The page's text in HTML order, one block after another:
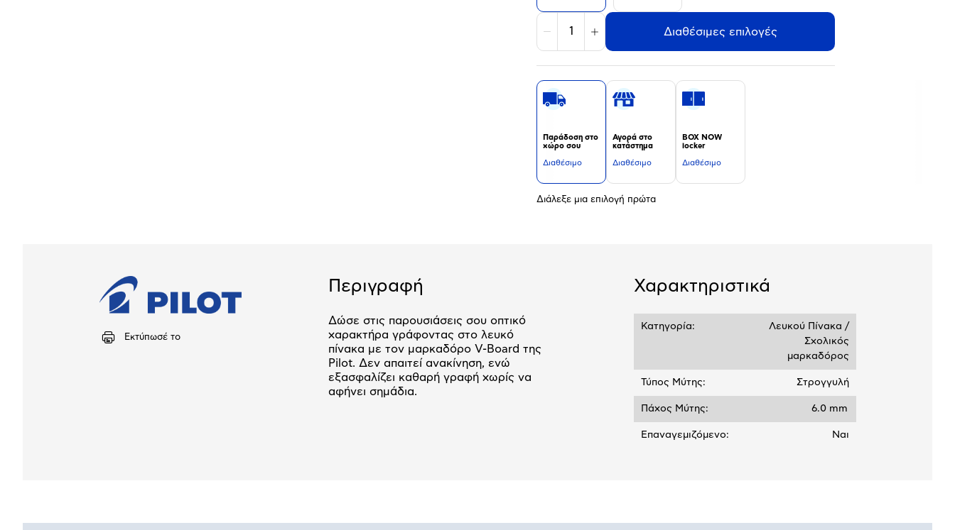
Μείωση Αύξηση Διαθέσιμες επιλογές
Παράδοση στο
χώρο σου
Διαθέσιμο
Αγορά στο
κατάστημα
Διαθέσιμο
BOX NOW
locker
Διαθέσιμο
Διάλεξε μια επιλογή πρώτα
Εκτύπωσέ το
Περιγραφή
Δώσε στις παρουσιάσεις σου οπτικό
χαρακτήρα γράφοντας στο λευκό
πίνακα με τον μαρκαδόρο V-Board της
Pilot. Δεν απαιτεί ανακίνηση, ενώ
εξασφαλίζει καθαρή γραφή χωρίς να
αφήνει σημάδια.
Χαρακτηριστικά
Κατηγορία:
Λευκού Πίνακα /
Σχολικός
μαρκαδόρος
Τύπος Μύτης: Στρογγυλή
Πάχος Μύτης: 6.0 mm
Επαναγεμιζόμενο: Ναι